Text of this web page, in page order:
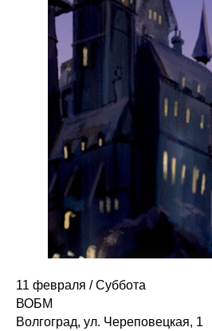
11 февраля / Суббота
ВОБМ
Волгоград, ул. Череповецкая, 1